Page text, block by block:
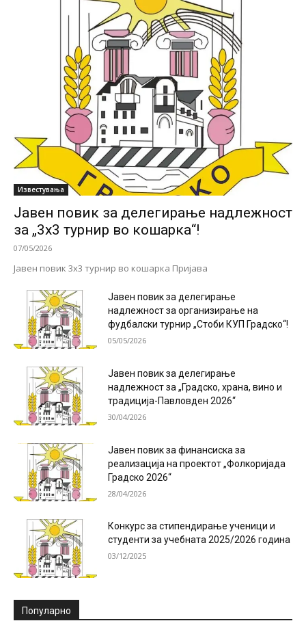
Известувања
Јавен повик за делегирање надлежност
за „3х3 турнир во кошарка“!
07/05/2026
Јавен повик 3х3 турнир во кошарка Пријава
Јавен повик за делегирање
надлежност за организирање на
фудбалски турнир „Стоби КУП Градско“!
05/05/2026
Јавен повик за делегирање
надлежност за „Градско, храна, вино и
традиција-Павловден 2026“
30/04/2026
Јавен повик за финансиска за
реализација на проектот „Фолкоријада
Градско 2026“
28/04/2026
Конкурс за стипендирање ученици и
студенти за учебната 2025/2026 година
03/12/2025
Популарно